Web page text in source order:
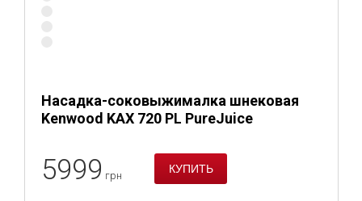
Насадка-соковыжималка шнековая
Kenwood KAX 720 PL PureJuice
5999 грн